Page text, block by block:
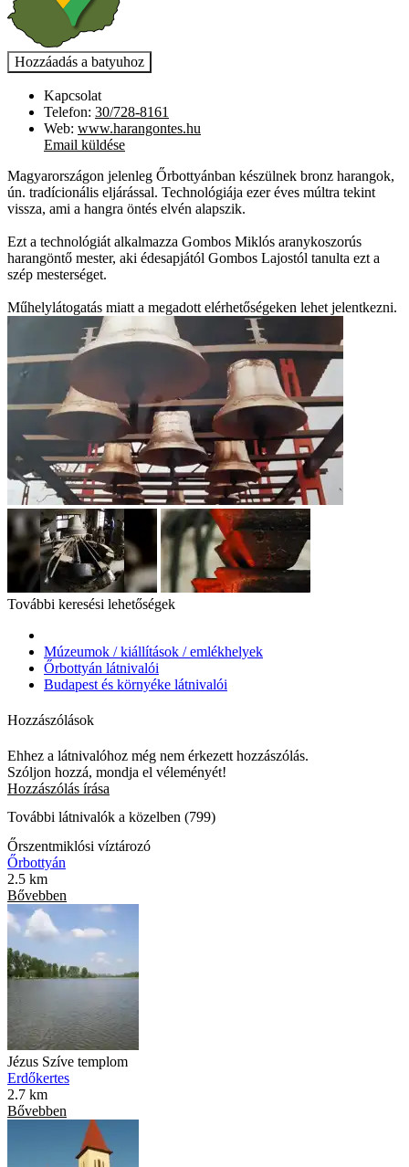
Kapcsolat
Telefon: 30/728-8161
Web: www.harangontes.hu
Email küldése
Magyarországon jelenleg Őrbottyánban készülnek bronz harangok,
ún. tradícionális eljárással. Technológiája ezer éves múltra tekint
vissza, ami a hangra öntés elvén alapszik.
Ezt a technológiát alkalmazza Gombos Miklós aranykoszorús
harangöntő mester, aki édesapjától Gombos Lajostól tanulta ezt a
szép mesterséget.
Műhelylátogatás miatt a megadott elérhetőségeken lehet jelentkezni.
További keresési lehetőségek
Múzeumok / kiállítások / emlékhelyek
Őrbottyán látnivalói
Budapest és környéke látnivalói
Hozzászólások
Ehhez a látnivalóhoz még nem érkezett hozzászólás.
Szóljon hozzá, mondja el véleményét!
Hozzászólás írása
További látnivalók a közelben (799)
Őrszentmiklósi víztározó
Őrbottyán
2.5 km
Bővebben
Jézus Szíve templom
Erdőkertes
2.7 km
Bővebben